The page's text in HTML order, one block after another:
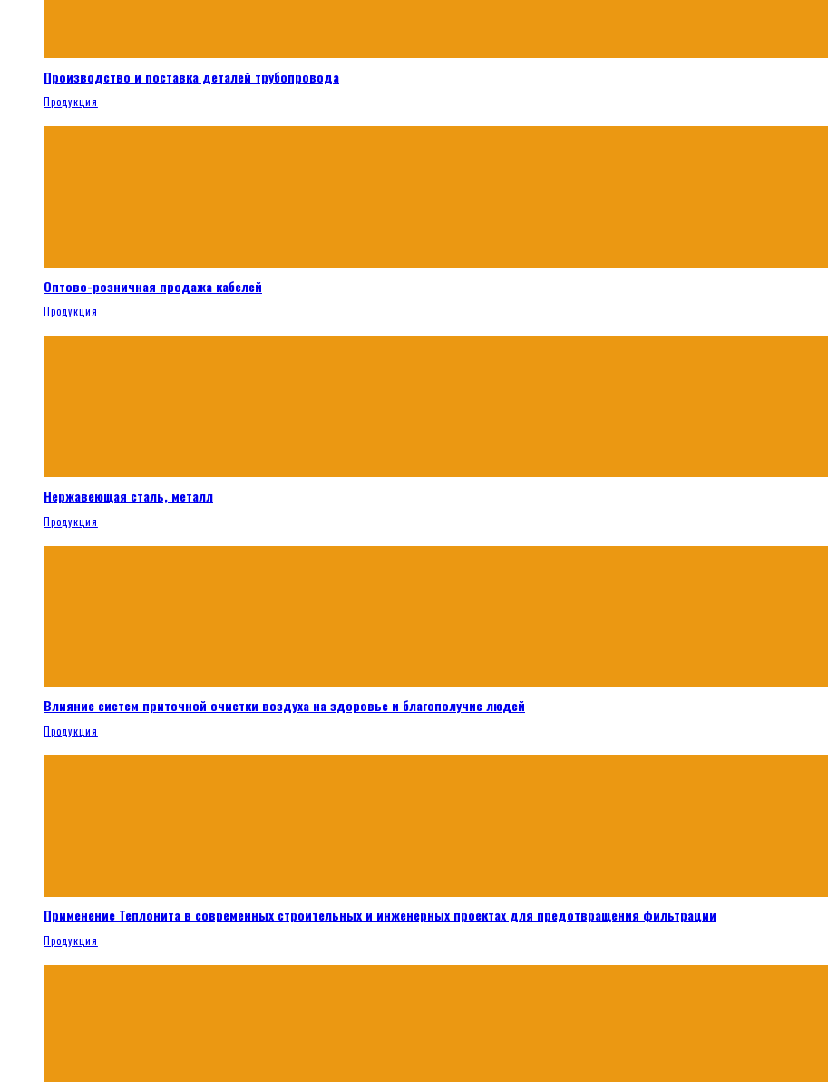
Производство и поставка деталей трубопровода
Продукция
Оптово-розничная продажа кабелей
Продукция
Нержавеющая сталь, металл
Продукция
Влияние систем приточной очистки воздуха на здоровье и благополучие людей
Продукция
Применение Теплонита в современных строительных и инженерных проектах для предотвращения фильтрации
Продукция